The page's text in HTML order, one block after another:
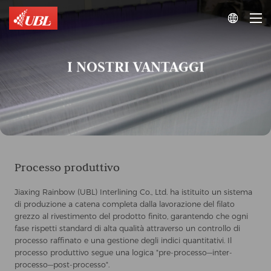

I NOSTRI VANTAGGI
Processo produttivo
Jiaxing Rainbow (UBL) Interlining Co., Ltd. ha istituito un sistema
di produzione a catena completa dalla lavorazione del filato
grezzo al rivestimento del prodotto finito, garantendo che ogni
fase rispetti standard di alta qualità attraverso un controllo di
processo raffinato e una gestione degli indici quantitativi. Il
processo produttivo segue una logica "pre-processo—inter-
processo—post-processo".